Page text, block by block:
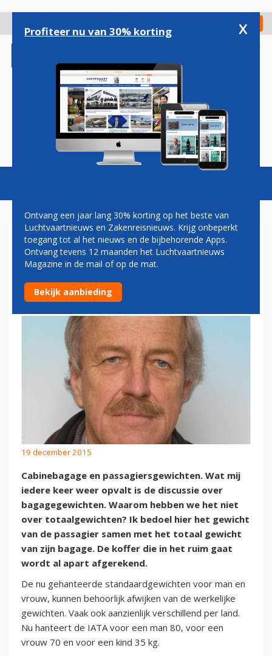
gaan
Check in
Magazine Podcasts Vacatures
PAUL GROVE:
BAGAGEGEWICHT, PLUS
GEWICHT PASSAGIER
19 december 2015
Cabinebagage en passagiersgewichten. Wat mij
iedere keer weer opvalt is de discussie over
bagagegewichten. Waarom hebben we het niet
over totaalgewichten? Ik bedoel hier het gewicht
van de passagier samen met het totaal gewicht
van zijn bagage. De koffer die in het ruim gaat
wordt al apart afgerekend.
De nu gehanteerde standaardgewichten voor man en
vrouw, kunnen behoorlijk afwijken van de werkelijke
gewichten. Vaak ook aanzienlijk verschillend per land.
Nu hanteert de IATA voor een man 80, voor een
vrouw 70 en voor een kind 35 kg.
Profiteer nu van 30% korting x
Ontvang een jaar lang 30% korting op het beste van
Luchtvaartnieuws en Zakenreisnieuws. Krijg onbeperkt
toegang tot al het nieuws en de bijbehorende Apps.
Ontvang tevens 12 maanden het Luchtvaartnieuws
Magazine in de mail of op de mat.
Bekijk aanbieding